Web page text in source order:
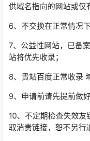
供域名指向的网站或仅
6、不交换在正常情况
7、公益性网站，已备
站将优先收录；
8、贵站百度正常收录
9、申请前请先提前做
10、不定期检查失效
取消贵链接，恕不另行